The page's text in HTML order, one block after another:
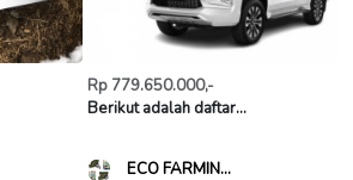
Rp 779.650.000,-
Berikut adalah daftar...
ECO FARMIN...